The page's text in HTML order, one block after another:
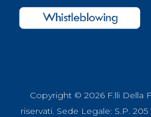
Copyright © 2026 F.lli Della
riservati. Sede Legale: S.P.